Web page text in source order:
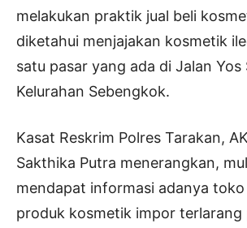
melakukan praktik jual beli
diketahui menjajakan kosmetik
satu pasar yang ada di Jalan Yos
Kelurahan Sebengkok.
Kasat Reskrim Polres Tarakan,
Sakthika Putra menerangkan,
mendapat informasi adanya
produk kosmetik impor terlarang